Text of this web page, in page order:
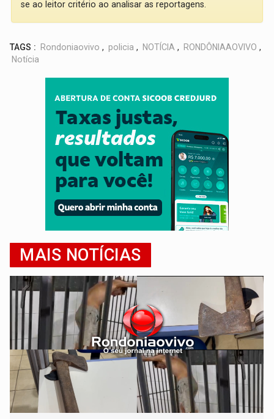
se ao leitor critério ao analisar as reportagens.
TAGS : Rondoniaovivo , policia , NOTÍCIA , RONDÔNIAAOVIVO ,
Notícia
MAIS NOTÍCIAS